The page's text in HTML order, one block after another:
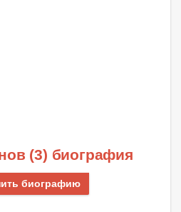
(3) биография
биографию